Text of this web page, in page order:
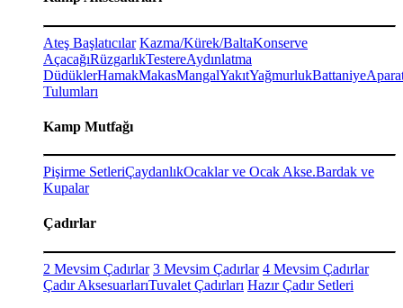
Ateş Başlatıcılar Kazma/Kürek/BaltaKonserve
AçacağıRüzgarlıkTestereAydınlatma
DüdüklerHamakMakasMangalYakıtYağmurlukBattaniye
Tulumları
Kamp Mutfağı
Pişirme SetleriÇaydanlıkOcaklar ve Ocak Akse.Bardak ve
Kupalar
Çadırlar
2 Mevsim Çadırlar 3 Mevsim Çadırlar 4 Mevsim Çadırlar
Çadır AksesuarlarıTuvalet Çadırları Hazır Çadır Setleri